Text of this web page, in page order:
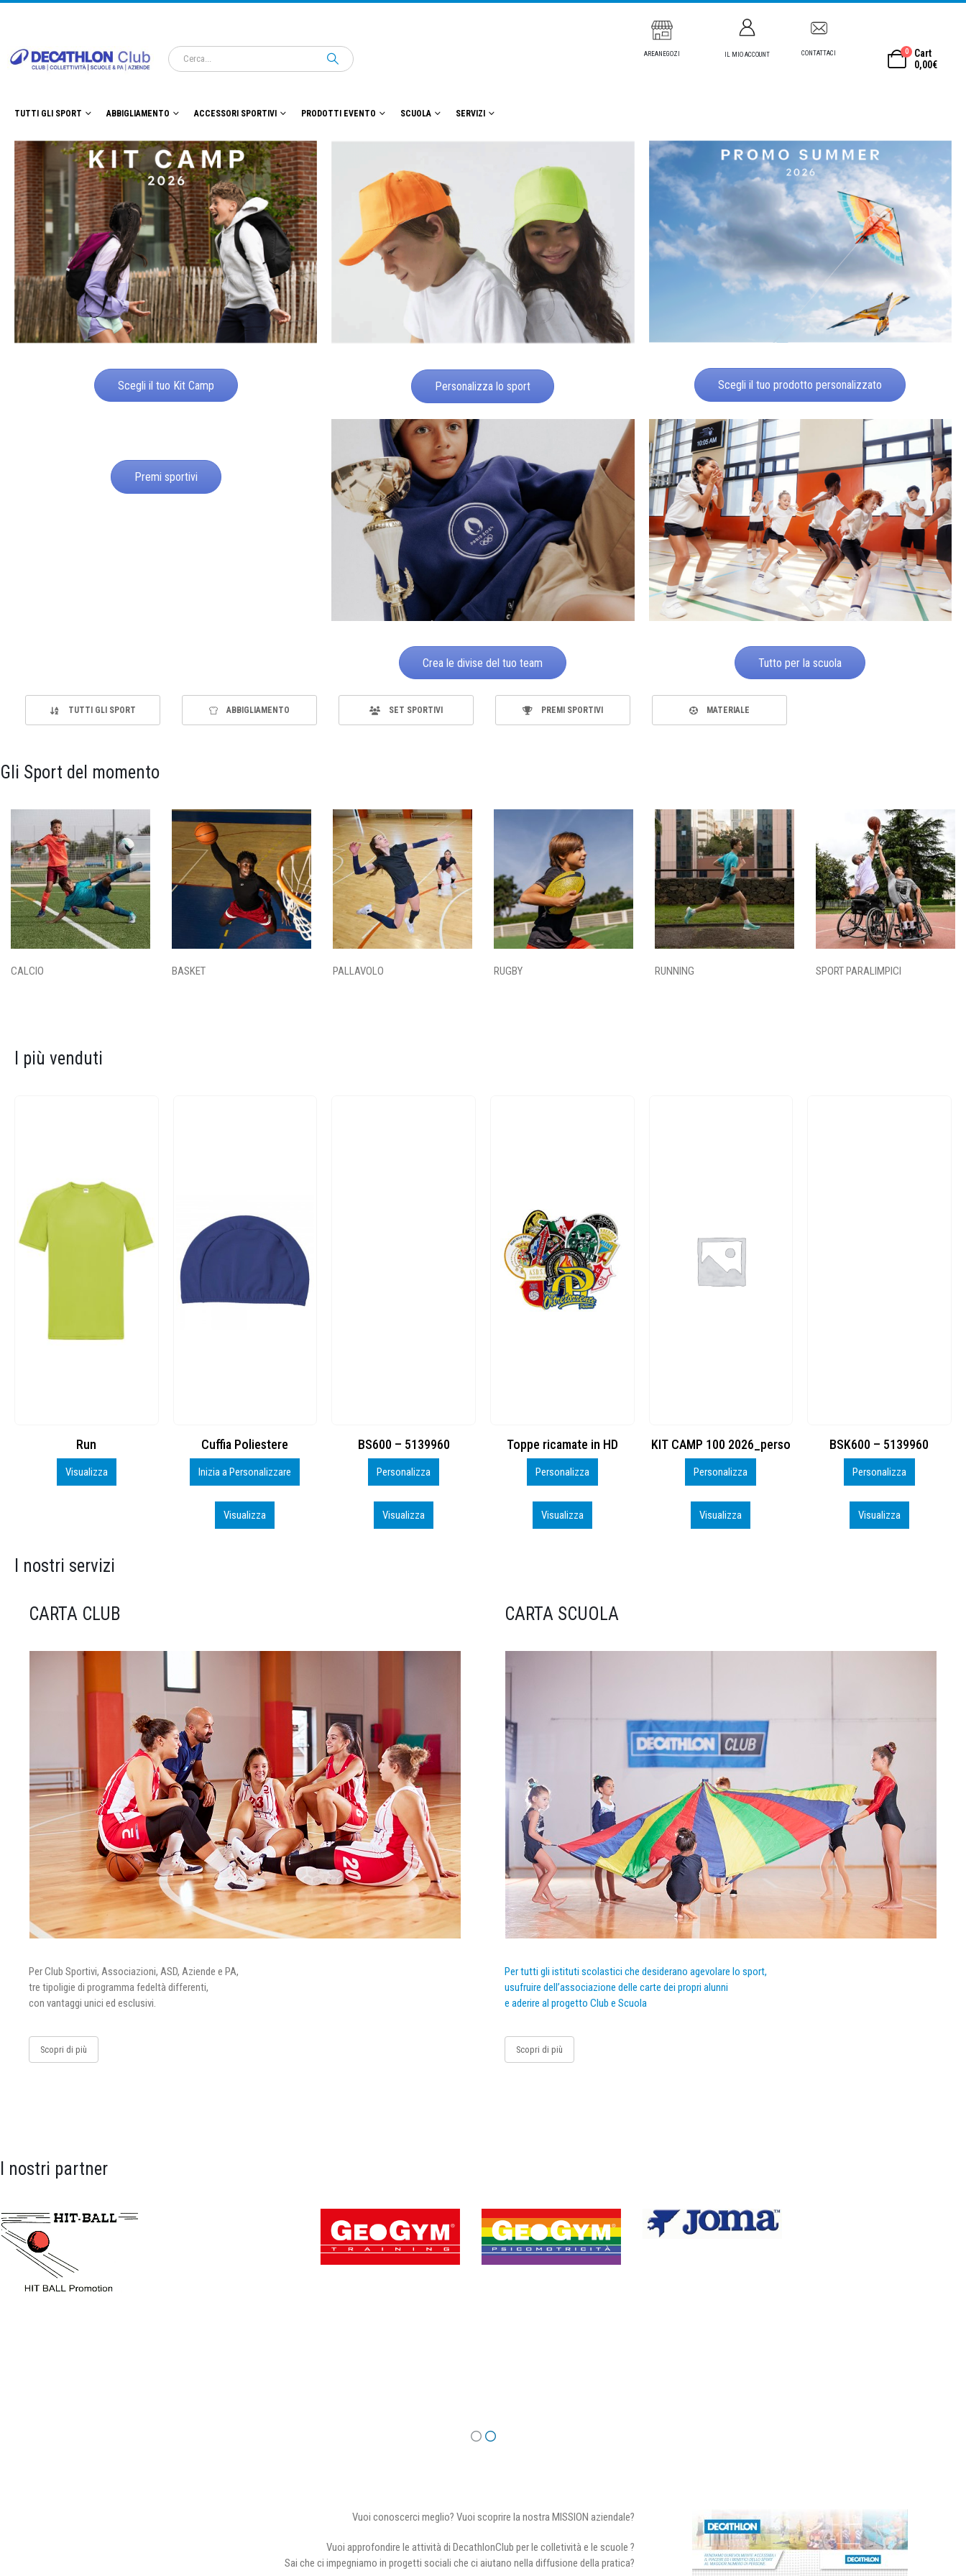
AREANEGOZI IL MIO ACCOUNT CONTATTACI 0
Cart
0,00€
TUTTI GLI SPORT ABBIGLIAMENTO ACCESSORI SPORTIVI PRODOTTI EVENTO SCUOLA SERVIZI
Scegli il tuo Kit Camp Personalizza lo sport Scegli il tuo prodotto personalizzato
Premi sportivi
Crea le divise del tuo team Tutto per la scuola
TUTTI GLI SPORT ABBIGLIAMENTO SET SPORTIVI PREMI SPORTIVI MATERIALE
Gli Sport del momento
CALCIO BASKET PALLAVOLO RUGBY RUNNING SPORT PARALIMPICI
I più venduti
Cuffia Poliestere
Inizia a Personalizzare
BS600 – 5139960
Personalizza
Visualizza
Toppe ricamate in HD
Personalizza
Visualizza
KIT CAMP 100 2026_perso
Personalizza
Visualizza
BSK600 – 5139960
Personalizza
Visualizza
DTF
Personalizza
Visualizza
I nostri servizi
CARTA CLUB
Per Club Sportivi, Associazioni, ASD, Aziende e PA,
tre tipoligie di programma fedeltà differenti,
con vantaggi unici ed esclusivi.
Scopri di più
CARTA SCUOLA
Per tutti gli istituti scolastici che desiderano agevolare lo sport,
usufruire dell’associazione delle carte dei propri alunni
e aderire al progetto Club e Scuola
Scopri di più
I nostri partner
Vuoi conoscerci meglio? Vuoi scoprire la nostra MISSION aziendale?
Vuoi approfondire le attività di DecathlonClub per le colletività e le scuole ?
Sai che ci impegniamo in progetti sociali che ci aiutano nella diffusione della pratica?